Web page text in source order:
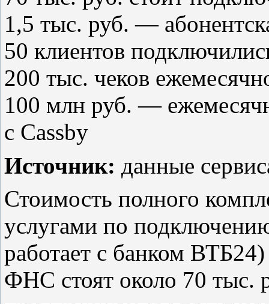
1,5 тыс. руб. —
50 клиентов
200 тыс. чеков
100 млн руб. —
с Cassby
Источник: данные
Стоимость полного
услугами по
работает с банком
ФНС стоят около 70 тыс.